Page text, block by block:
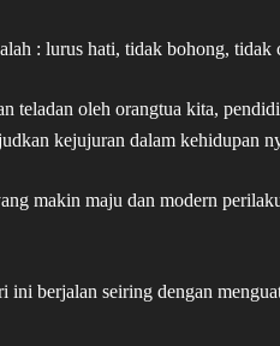
: lurus hati, tidak bohong, tidak
teladan oleh orangtua kita,
kejujuran dalam kehidupan
makin maju dan modern
ini berjalan seiring dengan